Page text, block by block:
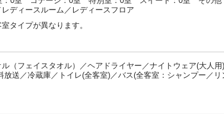
ディースルーム／レディースフロア
タイプが異なります。
（フェイスタオル）／ヘアドライヤー／ナイトウェア(大人
送／冷蔵庫／トイレ(全客室)／バス(全客室：シャンプー／